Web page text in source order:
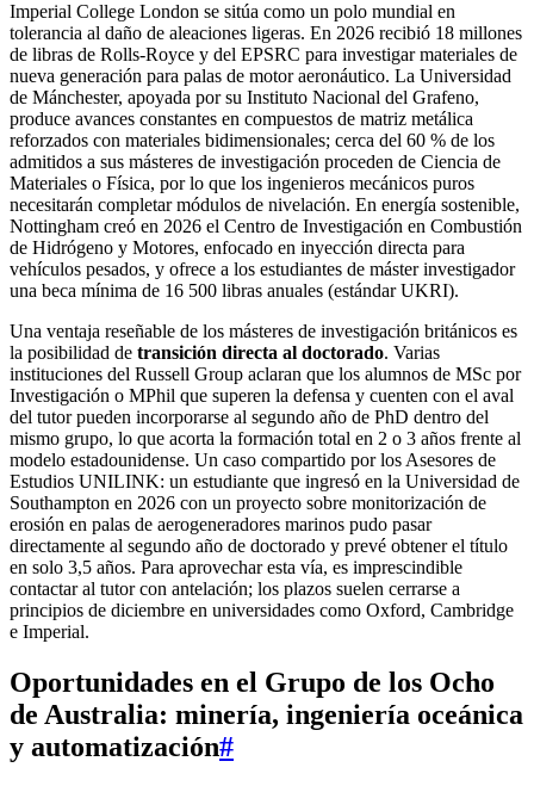
Imperial College London se sitúa como un polo mundial en
tolerancia al daño de aleaciones ligeras. En 2026 recibió 18 millones
de libras de Rolls‑Royce y del EPSRC para investigar materiales de
nueva generación para palas de motor aeronáutico. La Universidad
de Mánchester, apoyada por su Instituto Nacional del Grafeno,
produce avances constantes en compuestos de matriz metálica
reforzados con materiales bidimensionales; cerca del 60 % de los
admitidos a sus másteres de investigación proceden de Ciencia de
Materiales o Física, por lo que los ingenieros mecánicos puros
necesitarán completar módulos de nivelación. En energía sostenible,
Nottingham creó en 2026 el Centro de Investigación en Combustión
de Hidrógeno y Motores, enfocado en inyección directa para
vehículos pesados, y ofrece a los estudiantes de máster investigador
una beca mínima de 16 500 libras anuales (estándar UKRI).
Una ventaja reseñable de los másteres de investigación británicos es
la posibilidad de transición directa al doctorado. Varias
instituciones del Russell Group aclaran que los alumnos de MSc por
Investigación o MPhil que superen la defensa y cuenten con el aval
del tutor pueden incorporarse al segundo año de PhD dentro del
mismo grupo, lo que acorta la formación total en 2 o 3 años frente al
modelo estadounidense. Un caso compartido por los Asesores de
Estudios UNILINK: un estudiante que ingresó en la Universidad de
Southampton en 2026 con un proyecto sobre monitorización de
erosión en palas de aerogeneradores marinos pudo pasar
directamente al segundo año de doctorado y prevé obtener el título
en solo 3,5 años. Para aprovechar esta vía, es imprescindible
contactar al tutor con antelación; los plazos suelen cerrarse a
principios de diciembre en universidades como Oxford, Cambridge
e Imperial.
Oportunidades en el Grupo de los Ocho
de Australia: minería, ingeniería oceánica
y automatización#